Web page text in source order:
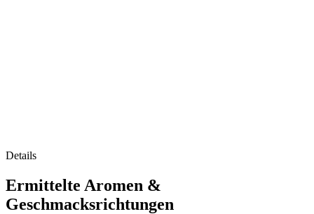
Details
Ermittelte Aromen &
Geschmacksrichtungen